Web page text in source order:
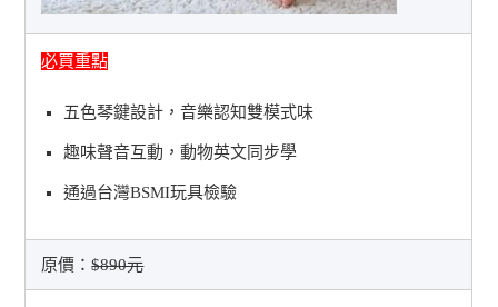
必買重點
五色琴鍵設計，音樂認知雙模式味
趣味聲音互動，動物英文同步學
通過台灣BSMI玩具檢驗
原價：$890元